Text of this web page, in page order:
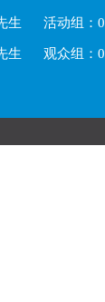
生 活动组：
生 观众组：